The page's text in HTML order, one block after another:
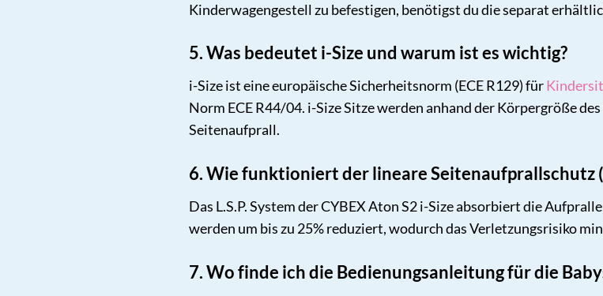
Kinderwagengestell zu befestigen, benötigst du die separat
5. Was bedeutet i-Size und warum ist es wichtig?
i-Size ist eine europäische Sicherheitsnorm (ECE R129) für
Norm ECE R44/04. i-Size Sitze werden anhand der Körpergröße
Seitenaufprall.
6. Wie funktioniert der lineare Seitenaufprallschutz
Das L.S.P. System der CYBEX Aton S2 i-Size absorbiert die
werden um bis zu 25% reduziert, wodurch das Verletzungsrisiko
7. Wo finde ich die Bedienungsanleitung für die